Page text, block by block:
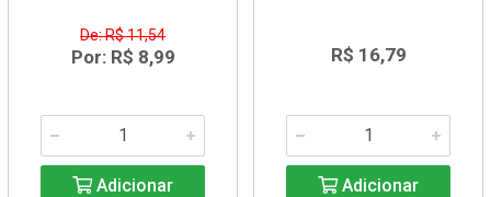
De: R$ 11,54
Por: R$ 8,99
Adicionar
R$ 16,79
Adicionar